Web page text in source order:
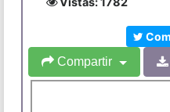
Compartir